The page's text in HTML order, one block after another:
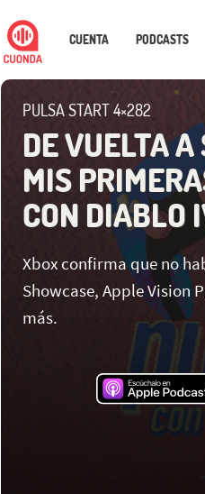
CUENTA PODCASTS
PULSA START 4×282
DE VUELTA
MIS
CON DIABLO
Xbox confirma que no
Showcase, Apple Vision
más.